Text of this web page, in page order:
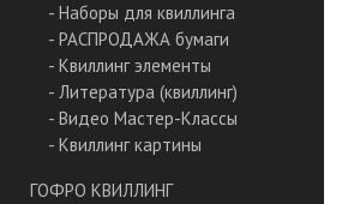
- Наборы для квиллинга
- РАСПРОДАЖА бумаги
- Квиллинг элементы
- Литература (квиллинг)
- Видео Мастер-Классы
- Квиллинг картины
ГОФРО КВИЛЛИНГ